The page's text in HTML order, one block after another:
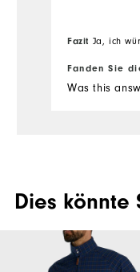
Fazit Ja, ich
Fanden Sie
Was this
Dies könnte